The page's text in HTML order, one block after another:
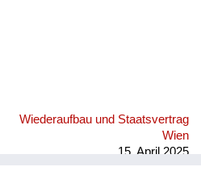
Wiederaufbau und Staatsvertrag
Wien
15. April 2025